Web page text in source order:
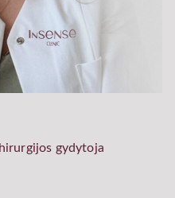
gydytoja